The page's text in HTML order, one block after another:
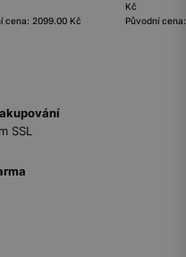
cena: 2099.00 Kč
Kč
Původní
SSL